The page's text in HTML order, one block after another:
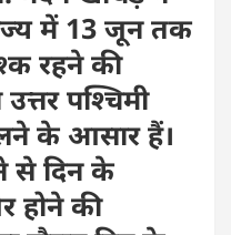
में 13 जून तक
रहने की
पश्चिमी
के आसार हैं।
से दिन के
होने की